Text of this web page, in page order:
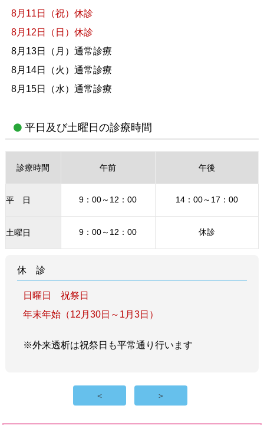
8月11日
（祝） 休診
8月12日
（日） 休診
8月13日
（月） 通常診療
8月14日
（火） 通常診療
8月15日
（水） 通常診療
平日及び土曜日の診療時間
診療時間 午前 午後
平 日 9：00～12：00 14：00～17：00
土曜日 9：00～12：00 休診
休 診
日曜日 祝祭日
年末年始（12月30日～1月3日）
※外来透析は祝祭日も平常通り行います
＜ ＞